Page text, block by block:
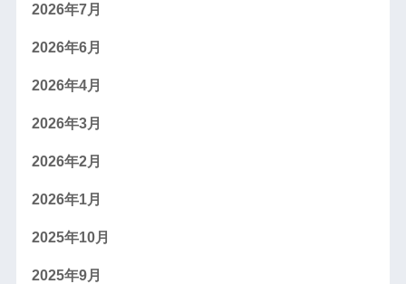
2026年7月
2026年6月
2026年4月
2026年3月
2026年2月
2026年1月
2025年10月
2025年9月